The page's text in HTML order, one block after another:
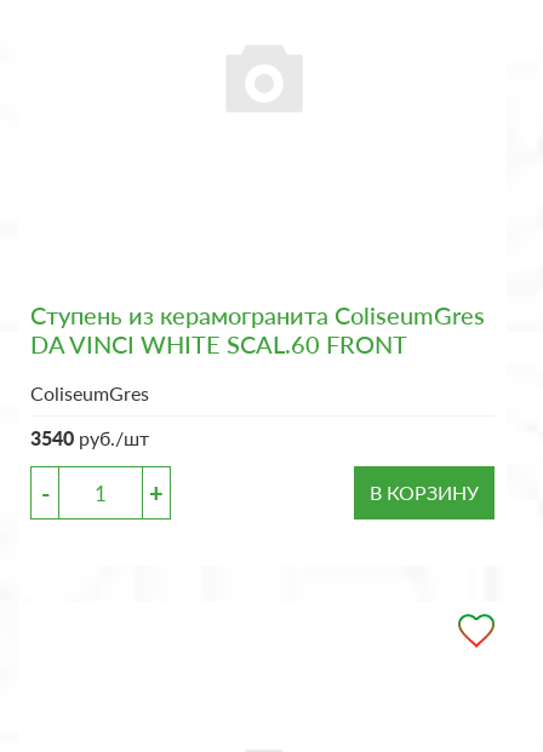
Ступень из керамогранита ColiseumGres
DA VINCI WHITE SCAL.60 FRONT
ColiseumGres
3540 руб./шт
- + В КОРЗИНУ